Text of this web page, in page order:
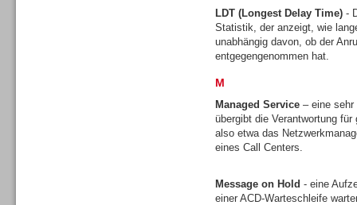
LDT (Longest Delay Time) -
Statistik, der anzeigt, wie
unabhängig davon, ob der
entgegengenommen hat.
M
Managed Service – eine sehr
übergibt die Verantwortung
also etwa das
eines Call Centers.
Message on Hold - eine
einer ACD-Warteschleife